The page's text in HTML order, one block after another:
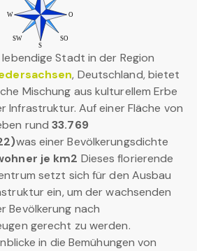
lebendige Stadt in der Region
, Deutschland, bietet
Mischung aus kulturellem Erbe
Infrastruktur. Auf einer Fläche von
rund33.769
was einer Bevölkerungsdichte
je km2 Dieses florierende
setzt sich für den Ausbau
ein, um der wachsenden
Bevölkerung nach
gerecht zu werden.
in die Bemühungen von